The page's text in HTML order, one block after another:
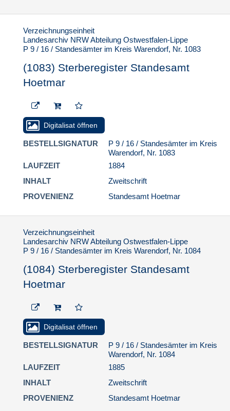
Standesamt Hoetmar
Standesamt Hoetmar
Standesamt Hoetmar
8. Standesamt Milte
9. Standesamt Ostbevern
10. Standesamt Ostenfelde
11. Standesamt Sassenberg
12. Standesamt Velsen
13. Standesamt Vohren
15. Standesamt Westkirchen
P 9 RV / Randvermerke
Regierungsbezirk Münster
P 9 HWM / Hinweismitteilungen
Regierungsbezirk Münster
P 19 / Personenstandsregister
1.5.2.5. Namensverzeichnisse fremder
Provenienz
1.5.3. Personenstandsfälle von Juden in
Verzeichnungseinheit
Landesarchiv NRW Abteilung Ostwestfalen-Lippe
P 9 / 16 / Standesämter im Kreis Warendorf, Nr. 1083
(1083) Sterberegister Standesamt
Hoetmar
Digitalisat öffnen
BESTELLSIGNATUR
P 9 / 16 / Standesämter im Kreis
Warendorf, Nr. 1083
LAUFZEIT
1884
INHALT
Zweitschrift
PROVENIENZ
Standesamt Hoetmar
Verzeichnungseinheit
Landesarchiv NRW Abteilung Ostwestfalen-Lippe
P 9 / 16 / Standesämter im Kreis Warendorf, Nr. 1084
(1084) Sterberegister Standesamt
Hoetmar
Digitalisat öffnen
BESTELLSIGNATUR
P 9 / 16 / Standesämter im Kreis
Warendorf, Nr. 1084
LAUFZEIT
1885
INHALT
Zweitschrift
PROVENIENZ
Standesamt Hoetmar